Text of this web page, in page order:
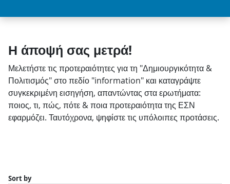
Η άποψή σας μετρά!
Μελετήστε τις προτεραιότητες για τη "Δημιουργικότητα &
Πολιτισμός" στο πεδίο "information" και καταγράψτε
συγκεκριμένη εισηγήση, απαντώντας στα ερωτήματα:
ποιος, τι, πώς, πότε & ποια προτεραιότητα της ΕΣΝ
εφαρμόζει. Ταυτόχρονα, ψηφίστε τις υπόλοιπες προτάσεις.
Sort by